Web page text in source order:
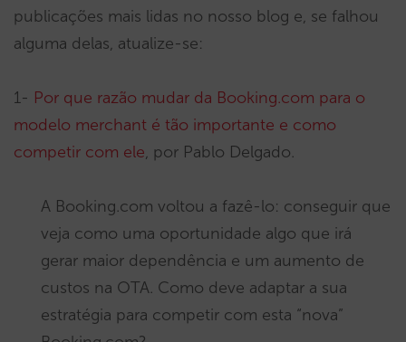
publicações mais lidas no nosso blog e, se falhou
alguma delas, atualize-se:
1- Por que razão mudar da Booking.com para o
modelo merchant é tão importante e como
competir com ele, por Pablo Delgado.
A Booking.com voltou a fazê-lo: conseguir que
veja como uma oportunidade algo que irá
gerar maior dependência e um aumento de
custos na OTA. Como deve adaptar a sua
estratégia para competir com esta “nova”